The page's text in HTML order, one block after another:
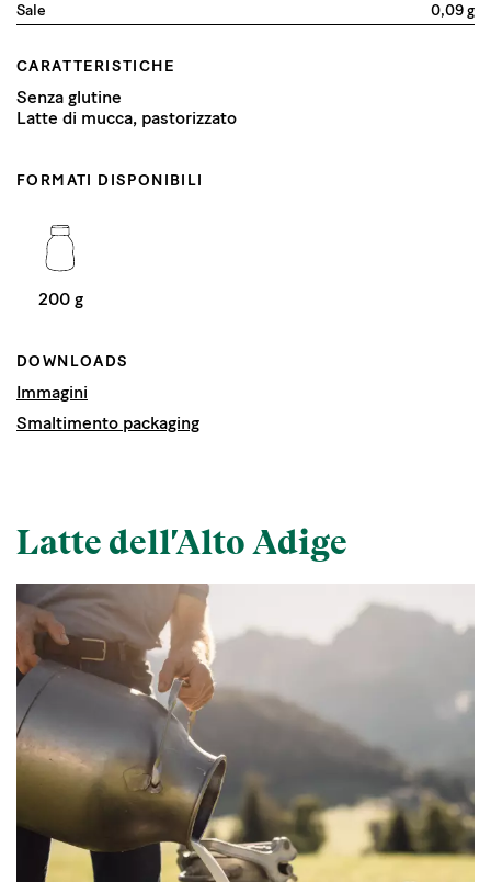
Sale
0,09 g
CARATTERISTICHE
Senza glutine
Latte di mucca, pastorizzato
FORMATI DISPONIBILI
200 g
DOWNLOADS
Immagini
Smaltimento packaging
Latte dell'Alto Adige